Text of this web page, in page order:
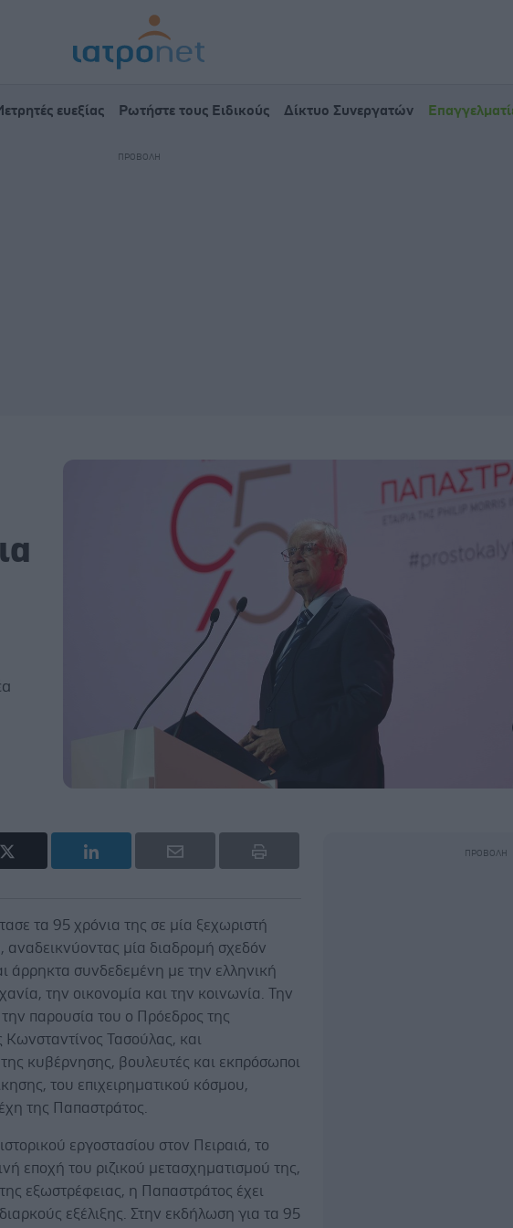
ευεξίας Ρωτήστε τους Ειδικούς Δίκτυο Συνεργατών
τα 95 χρόνια της σε μία ξεχωριστή
αναδεικνύοντας μία διαδρομή σχεδόν
άρρηκτα συνδεδεμένη με την ελληνική
την οικονομία και την κοινωνία. Την
παρουσία του ο Πρόεδρος της
Κωνσταντίνος Τασούλας, και
κυβέρνησης, βουλευτές και εκπρόσωποι
του επιχειρηματικού κόσμου,
της Παπαστράτος.
εργοστασίου στον Πειραιά, το
εποχή του ριζικού μετασχηματισμού της,
εξωστρέφειας, η Παπαστράτος έχει
εξέλιξης. Στην εκδήλωση για τα 95